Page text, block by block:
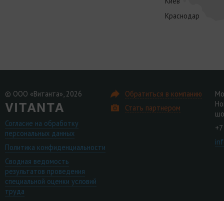
Краснодар
© ООО «Витанта», 2026
Согласие на обработку
персональных данных
Политика конфиденциальности
Сводная ведомость
результатов проведения
специальной оценки условий
труда
Обратиться в компанию
Стать партнером